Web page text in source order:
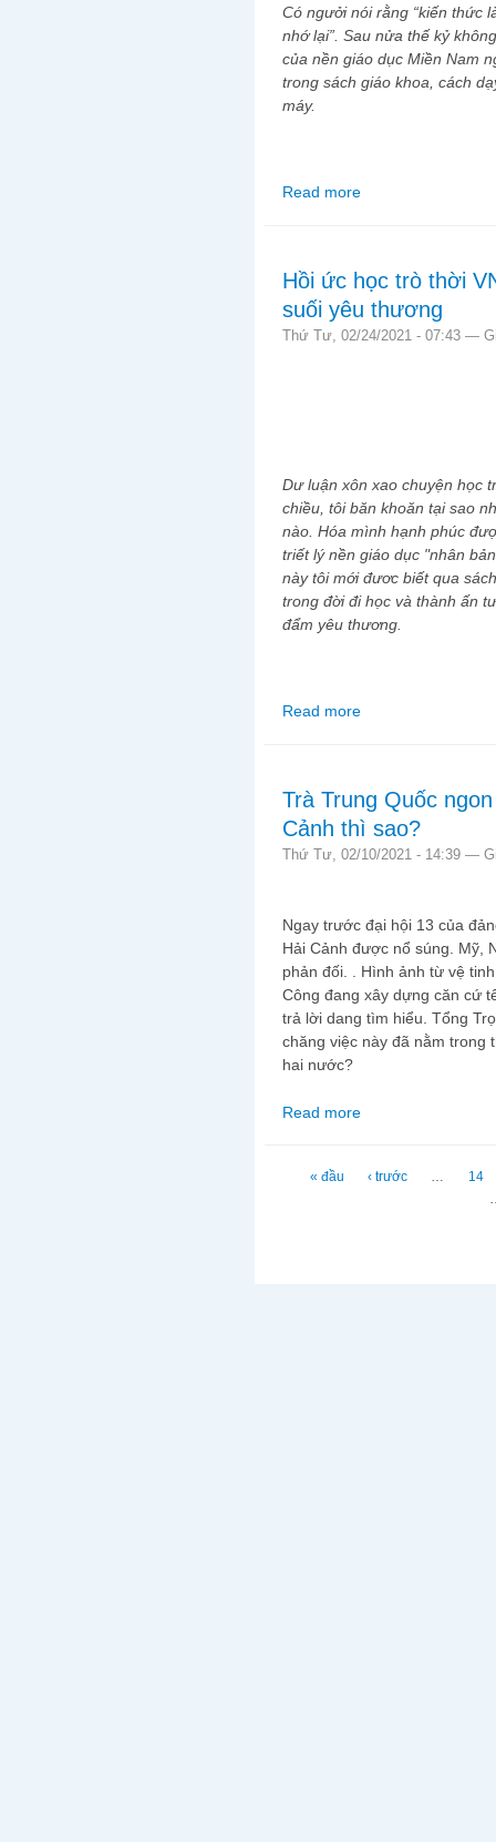
Có ngưởi nói rằng “kiến thức
nhớ lại”. Sau nửa thế kỷ
của nền giáo dục Miền Nam
trong sách giáo khoa, cách
máy.
Read more
Hồi ức học trò thời
suối yêu thương
Thứ Tư, 02/24/2021 - 07:43 —
Dư luận xôn xao chuyện học
chiều, tôi băn khoăn tại sao
nào. Hóa mình hạnh phúc
triết lý nền giáo dục "nhân
này tôi mới đươc biết qua
trong đời đi học và thành ấn
đẩm yêu thương.
Read more
Trà Trung Quốc
Cảnh thì sao?
Thứ Tư, 02/10/2021 - 14:39 —
Ngay trước đại hội 13 của
Hải Cảnh được nổ súng. Mỹ,
phản đối. . Hình ảnh từ vệ
Công đang xây dựng căn cứ
trả lời dang tìm hiểu. Tổng
chăng việc này đã nằm trong
hai nước?
Read more
Trang
« đầu ‹ trước …
14